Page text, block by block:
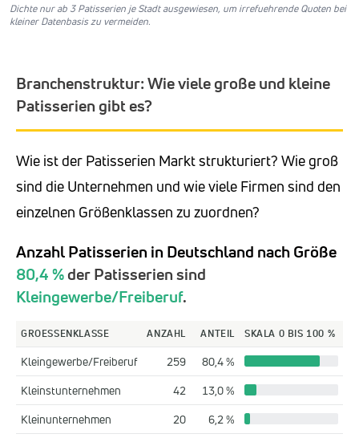
Dichte nur ab 3 Patisserien je Stadt ausgewiesen, um irrefuehrende Quoten bei
kleiner Datenbasis zu vermeiden.
Branchenstruktur: Wie viele große und kleine
Patisserien gibt es?
Wie ist der Patisserien Markt strukturiert? Wie groß
sind die Unternehmen und wie viele Firmen sind den
einzelnen Größenklassen zu zuordnen?
Anzahl Patisserien in Deutschland nach Größe
80,4 %der Patisserien sind
Kleingewerbe/Freiberuf.
GROESSENKLASSE ANZAHL ANTEIL SKALA 0 BIS 100 %
Kleingewerbe/Freiberuf 259
80,4 %
Kleinstunternehmen
42
13,0 %
Kleinunternehmen
20 6,2 %